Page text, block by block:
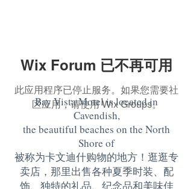
Wix Forum 已不再可用
此应用程序已停止服务。如果您需要社
区应用，请使用 Wix Groups。
Bay Vista Motel is located in
Cavendish,
the beautiful beaches on the North
Shore of
被称为卡文迪什购物的地方！逛逛专
卖店，那里出售各种夏季时装、配
饰、独特的礼品、纪念品和美味佳